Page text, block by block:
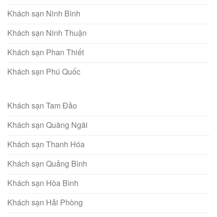
Khách sạn Ninh Bình
Khách sạn Ninh Thuận
Khách sạn Phan Thiết
Khách sạn Phú Quốc
Khách sạn Tam Đảo
Khách sạn Quãng Ngãi
Khách sạn Thanh Hóa
Khách sạn Quảng Bình
Khách sạn Hòa Bình
Khách sạn Hải Phòng